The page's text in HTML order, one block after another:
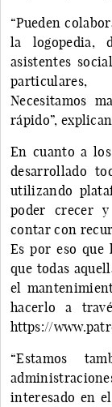
“Pueden
la logopedia,
asistentes
Necesitamos
rápido”,
En cuanto a
desarrollado
utilizando
poder crecer
contar con
Es por eso
que todas
el
hacerlo a
https://
“Estamos
interesado en